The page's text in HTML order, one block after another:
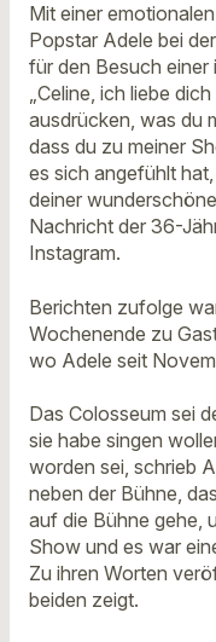
Mit einer
Popstar Adele bei
für den Besuch einer
„Celine, ich liebe
ausdrücken, was du
dass du zu meiner
es sich angefühlt
deiner
Nachricht der 36-
Instagram.
Berichten zufolge
Wochenende zu
wo Adele seit
Das Colosseum sei
sie habe singen
worden sei, schrieb
neben der Bühne,
auf die Bühne gehe,
Show und es war
Zu ihren Worten
beiden zeigt.